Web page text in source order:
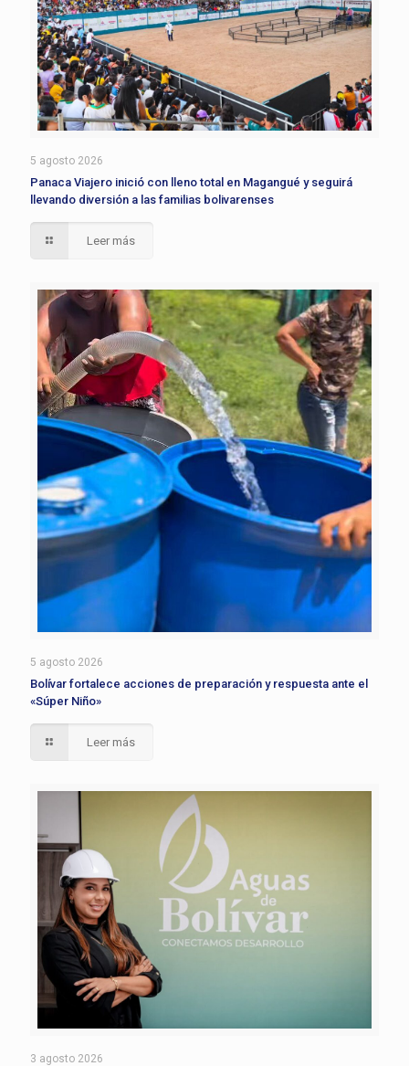
5 agosto 2026
Panaca Viajero inició con lleno total en Magangué y seguirá
llevando diversión a las familias bolivarenses
Leer más
5 agosto 2026
Bolívar fortalece acciones de preparación y respuesta ante el
«Súper Niño»
Leer más
3 agosto 2026